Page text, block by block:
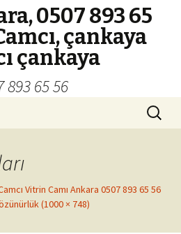
0507 893 65
çankaya
çankaya
893 65 56
Arama:
Vitrin Camı Ankara 0507 893 65 56
(1000 × 748)